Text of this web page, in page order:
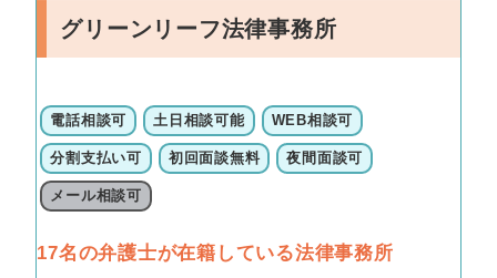
グリーンリーフ法律事務所
電話相談可 土日相談可能 WEB相談可
分割支払い可 初回面談無料 夜間面談可
メール相談可
17名の弁護士が在籍している法律事務所